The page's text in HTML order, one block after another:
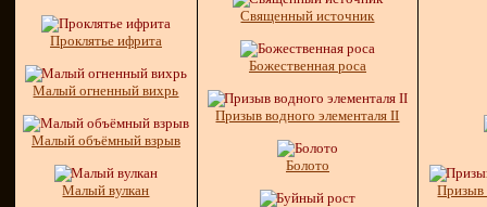
Проклятье ифрита
Малый огненный вихрь
Малый объёмный взрыв
Малый вулкан
Священный источник
Божественная роса
Призыв водного элементаля II
Болото
Призыв